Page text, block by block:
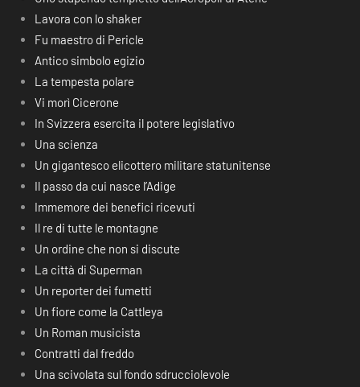
Lavora con lo shaker
Fu maestro di Pericle
Antico simbolo egizio
La tempesta polare
Vi morì Cicerone
In Svizzera esercita il potere legislativo
Una scienza
Un gigantesco elicottero militare statunitense
Il passo da cui nasce l’Adige
Immemore dei benefici ricevuti
Il re di tutte le montagne
Un ordine che non si discute
La città di Superman
Un reporter dei fumetti
Un fiore come la Cattleya
Un Roman musicista
Contratti dal freddo
Una scivolata sul fondo sdrucciolevole